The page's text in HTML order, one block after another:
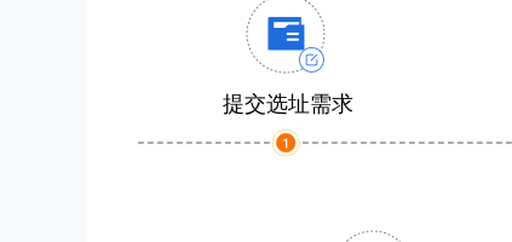
提交选址需求